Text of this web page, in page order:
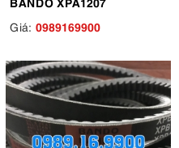
Giá: 0989169900